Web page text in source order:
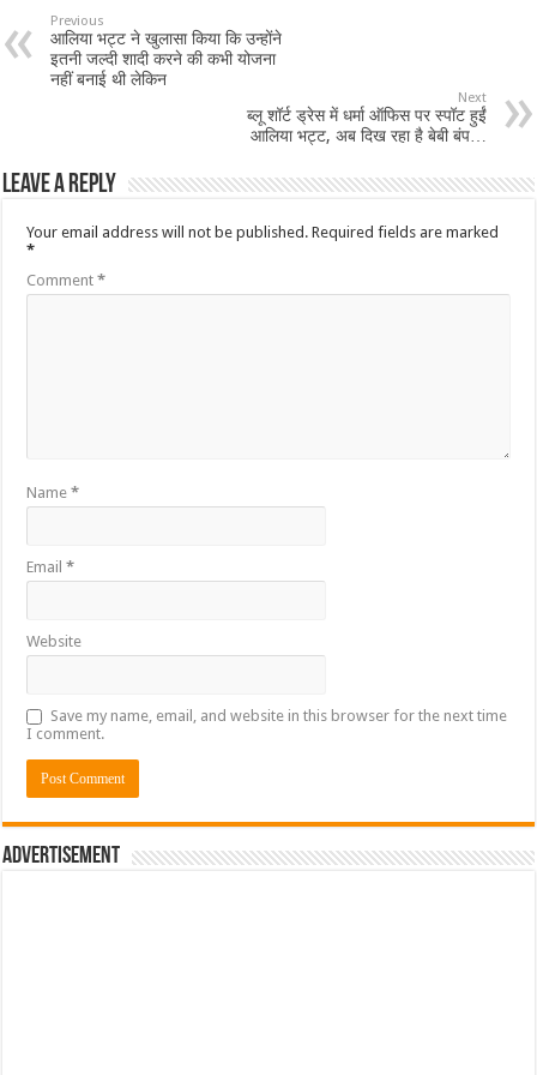
Previous
आलिया भट्ट ने खुलासा किया कि उन्होंने
इतनी जल्दी शादी करने की कभी योजना
नहीं बनाई थी लेकिन
Next
ब्लू शॉर्ट ड्रेस में धर्मा ऑफिस पर स्पॉट हुईं
आलिया भट्ट, अब दिख रहा है बेबी बंप…
Leave a Reply
Your email address will not be published. Required fields are marked
*
Comment*
Name*
Email*
Website
Save my name, email, and website in this browser for the next time
I comment.
Advertisement